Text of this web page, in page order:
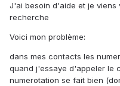
J'ai besoin d'aide et je viens
recherche
Voici mon problème:
dans mes contacts les
quand j'essaye d'appeler le
numerotation se fait bien